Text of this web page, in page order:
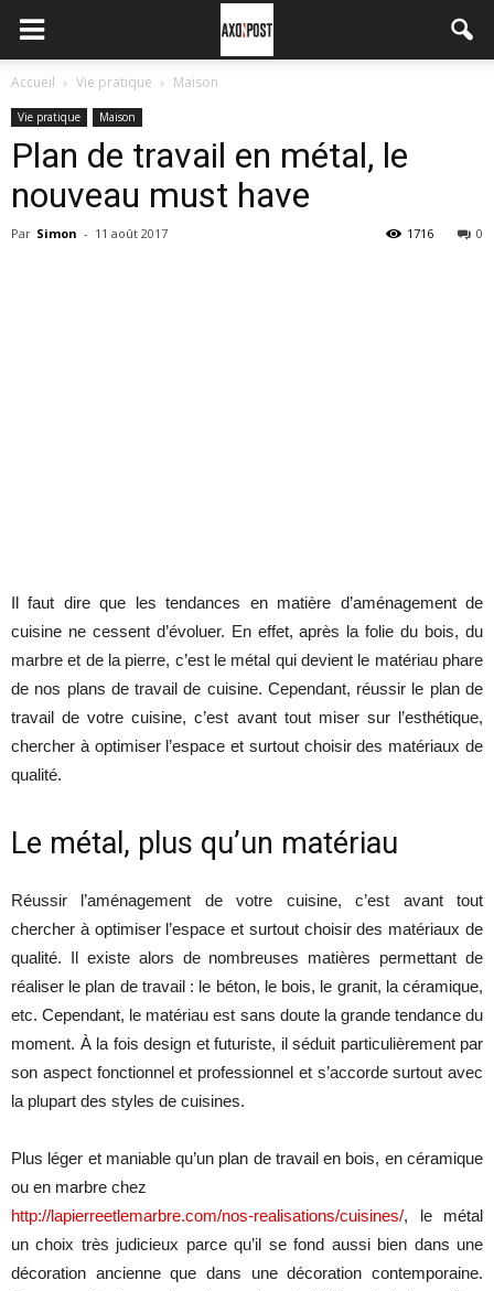
Accueil Vie pratique Maison
Vie pratique Maison
Plan de travail en métal, le
nouveau must have
Par Simon - 11 août 2017 0
1716
Il faut dire que les tendances en matière d’aménagement de
cuisine ne cessent d’évoluer. En effet, après la folie du bois, du
marbre et de la pierre, c’est le métal qui devient le matériau phare
de nos plans de travail de cuisine. Cependant, réussir le plan de
travail de votre cuisine, c’est avant tout miser sur l’esthétique,
chercher à optimiser l’espace et surtout choisir des matériaux de
qualité.
Le métal, plus qu’un matériau
Réussir l’aménagement de votre cuisine, c’est avant tout
chercher à optimiser l’espace et surtout choisir des matériaux de
qualité. Il existe alors de nombreuses matières permettant de
réaliser le plan de travail : le béton, le bois, le granit, la céramique,
etc. Cependant, le matériau est sans doute la grande tendance du
moment. À la fois design et futuriste, il séduit particulièrement par
son aspect fonctionnel et professionnel et s’accorde surtout avec
la plupart des styles de cuisines.
Plus léger et maniable qu’un plan de travail en bois, en céramique
ou en marbre chez
http://lapierreetlemarbre.com/nos-realisations/cuisines/, le métal
un choix très judicieux parce qu’il se fond aussi bien dans une
décoration ancienne que dans une décoration contemporaine.